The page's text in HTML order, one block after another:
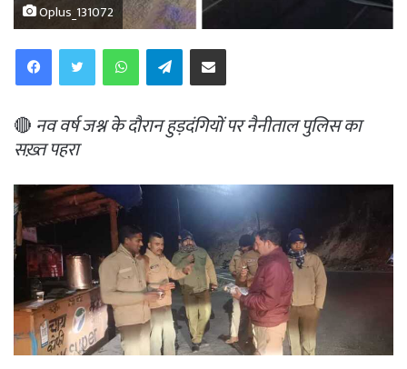
Oplus_131072
WhatsAppTelegramShare via Email
🔴 नव वर्ष जश्न के दौरान हुड़दंगियों पर नैनीताल पुलिस का
सख़्त पहरा